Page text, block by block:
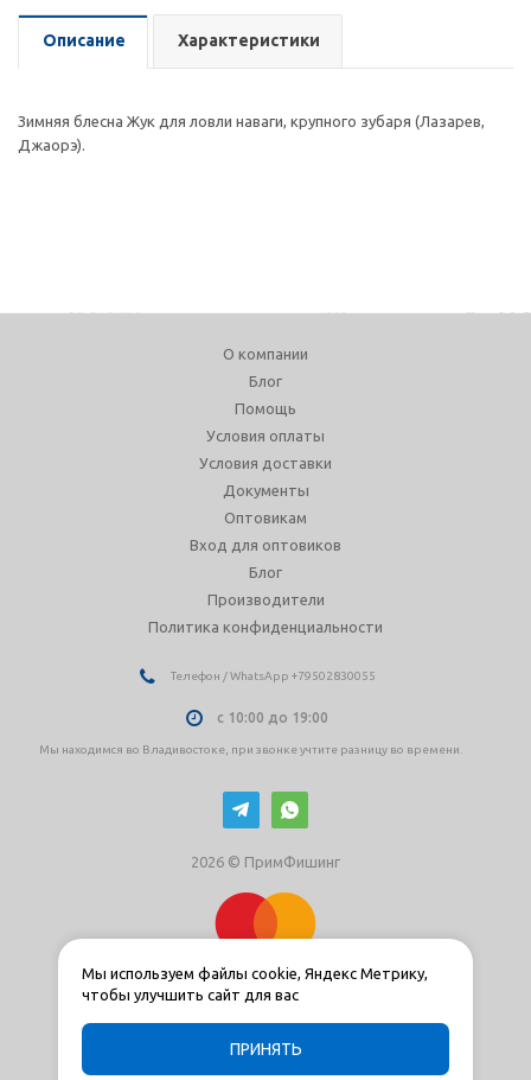
Описание Характеристики
Зимняя блесна Жук для ловли наваги, крупного зубаря (Лазарев,
Джаорэ).
О компании
Блог
Помощь
Условия оплаты
Условия доставки
Документы
Оптовикам
Вход для оптовиков
Блог
Производители
Политика конфиденциальности
Телефон / WhatsApp +79502830055
с 10:00 до 19:00
Мы находимся во Владивостоке, при звонке учтите разницу во времени.
2026 © ПримФишинг
Мы используем файлы cookie, Яндекс Метрику,
чтобы улучшить сайт для вас
ПРИНЯТЬ